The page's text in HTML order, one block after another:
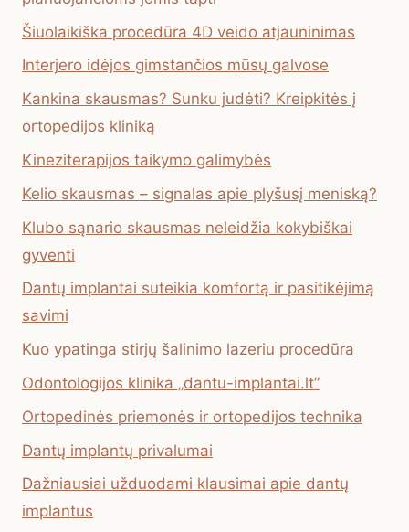
Šiuolaikiška procedūra 4D veido atjauninimas
Interjero idėjos gimstančios mūsų galvose
Kankina skausmas? Sunku judėti? Kreipkitės į
ortopedijos kliniką
Kineziterapijos taikymo galimybės
Kelio skausmas – signalas apie plyšusį meniską?
Klubo sąnario skausmas neleidžia kokybiškai
gyventi
Dantų implantai suteikia komfortą ir pasitikėjimą
savimi
Kuo ypatinga stirjų šalinimo lazeriu procedūra
Odontologijos klinika „dantu-implantai.lt”
Ortopedinės priemonės ir ortopedijos technika
Dantų implantų privalumai
Dažniausiai užduodami klausimai apie dantų
implantus